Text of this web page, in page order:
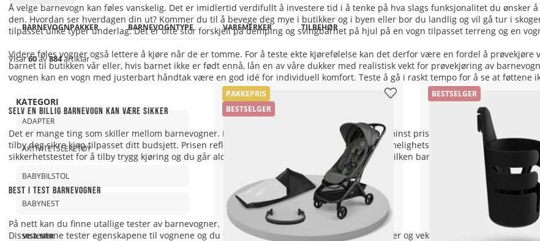
Å velge barnevogn kan føles vanskelig. Det er imidlertid verdifullt å investere tid i å tenke på hva slags funksjonalitet du ønsker
den. Hvordan ser hverdagen din ut? Kommer du til å bevege deg mye i butikker og i byen eller bor du landlig og vil gå tur i
tilpasset ulike typer underlag. Det er ofte stor forskjell på demping og svingbarhet på hjul på en vogn tilpasset terreng og en
Videre føles vogner også lettere å kjøre når de er tomme. For å teste ekte kjørefølelse kan det derfor være en fordel å prøvekjøre
barnet til butikken vår eller, hvis barnet ikke er født ennå, lån en av våre dukker med realistisk vekt for prøvekjøring av
vognen kan en vogn med justerbart håndtak være en god idé for individuell komfort. Teste å gå i raskt tempo for å se at føttene
Selv en billig barnevogn kan være sikker
Det er mange ting som skiller mellom barnevogner. Design, funksjonalitet, sitteplass og ikke minst prisbildet. I løpet av 20 år
tilby deg sikre kjøp tilpasset ditt budsjett. Prisen reflekterer vognens materialvalg og bekvemmelighetsegenskaper. I
sikkerhetstestet for å tilby trygg kjøring og du går aldri på akkord med sikkerheten, uansett hvilken barnevogn du velger.
Best i test barnevogner
På nett kan du finne utallige tester av barnevogner.
Disse testene tester egenskapene til vognene og du får en sammenligning mellom dimensjoner og vekt på de ulike modellene.
BARNEVOGNPAKKER BARNEVOGNTYPE VAREMERKER TILBEHØR
Visar60av884artiklar
KATEGORI
ADAPTER
AKTIVITETSLEKETØY
BABYBILSTOL
BABYNEST
VISA MER
PAKKEPRIS
BESTSELGER
BESTSELGER